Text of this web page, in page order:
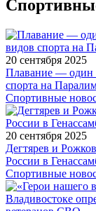
20 сентября 2025
Плавание — один
спорта на
Спортивные
20 сентября 2025
Дегтярев и
России в
Спортивные